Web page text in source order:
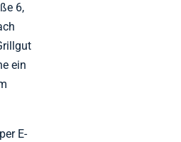
6,
ein
E-